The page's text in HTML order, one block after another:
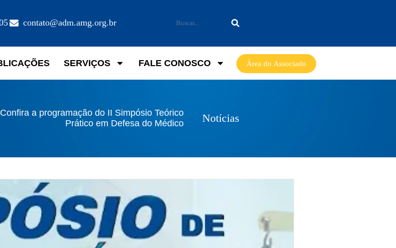
contato@adm.amg.org.br
SERVIÇOS FALE CONOSCO Área do Associado
Confira a programação do II Simpósio Teórico
Prático em Defesa do Médico
Notícias